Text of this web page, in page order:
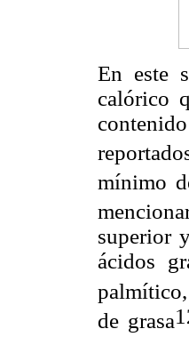
En este
calórico
mínimo
superior
ácidos
de grasa